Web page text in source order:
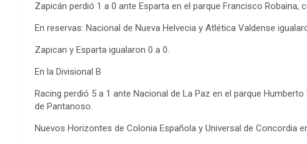
Zapicán perdió 1 a 0 ante Esparta en el parque Francisco Robaina,
En reservas: Nacional de Nueva Helvecia y Atlética Valdense
Zapican y Esparta igualaron 0 a 0.
En la Divisional B
Racing perdió 5 a 1 ante Nacional de La Paz en el parque
de Pantanoso.
Nuevos Horizontes de Colonia Española y Universal de Concordia